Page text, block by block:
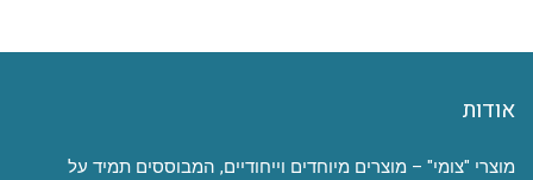
אודות
מוצרי "צומי" – מוצרים מיוחדים וייחודיים, המבוססים תמיד על